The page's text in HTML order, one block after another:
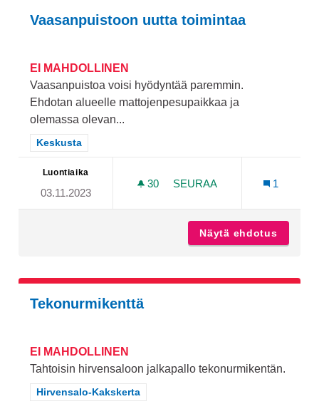
Vaasanpuistoon uutta toimintaa
EI MAHDOLLINEN
Vaasanpuistoa voisi hyödyntää paremmin.
Ehdotan alueelle mattojenpesupaikkaa ja
olemassa olevan...
Rajaa tulokset teeman mukaan: Keskusta
Keskusta
Luontiaika
03.11.2023
30 30 SEURAAJAA
SEURAA
1
Näytä ehdotus
Tekonurmikenttä
EI MAHDOLLINEN
Tahtoisin hirvensaloon jalkapallo tekonurmikentän.
Rajaa tulokset teeman mukaan: Hirvensalo-Kakskerta
Hirvensalo-Kakskerta